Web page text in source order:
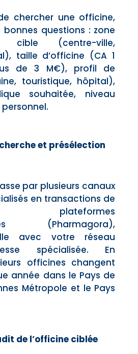
chercher une officine,
bonnes questions : zone
cible (centre-ville,
taille d’officine (CA 1
de 3 M€), profil de
touristique, hôpital),
souhaitée, niveau
et présélection
par plusieurs canaux
en transactions de
plateformes
(Pharmagora),
avec votre réseau
spécialisée. En
officines changent
année dans le Pays de
Métropole et le Pays
de l’officine ciblée